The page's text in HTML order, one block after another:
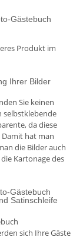
Gästebuch
Produkt im
Ihrer Bilder
Sie keinen
selbstklebende
da diese
hat man
die Bilder auch
Kartonage des
Gästebuch
Satinschleife
sich Ihre Gäste